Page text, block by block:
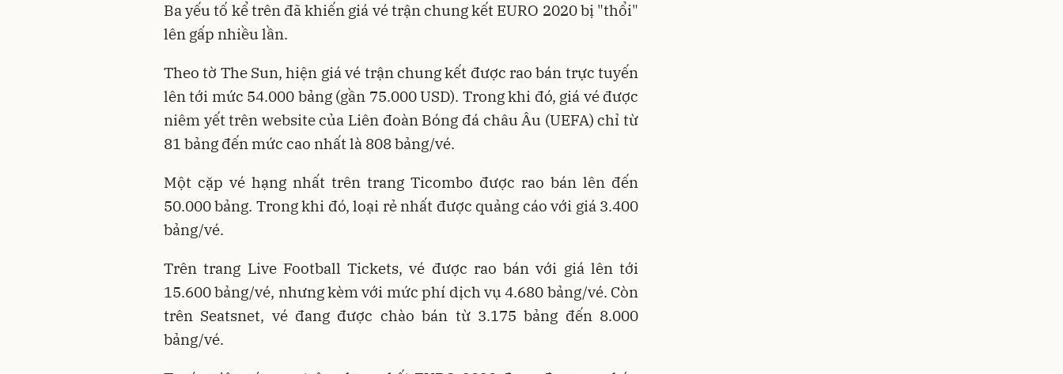
Ba yếu tố kể trên đã khiến giá vé trận chung kết EURO 2020 bị "thổi"
lên gấp nhiều lần.
Theo tờ The Sun, hiện giá vé trận chung kết được rao bán trực tuyến
lên tới mức 54.000 bảng (gần 75.000 USD). Trong khi đó, giá vé được
niêm yết trên website của Liên đoàn Bóng đá châu Âu (UEFA) chỉ từ
81 bảng đến mức cao nhất là 808 bảng/vé.
Một cặp vé hạng nhất trên trang Ticombo được rao bán lên đến
50.000 bảng. Trong khi đó, loại rẻ nhất được quảng cáo với giá 3.400
bảng/vé.
Trên trang Live Football Tickets, vé được rao bán với giá lên tới
15.600 bảng/vé, nhưng kèm với mức phí dịch vụ 4.680 bảng/vé. Còn
trên Seatsnet, vé đang được chào bán từ 3.175 bảng đến 8.000
bảng/vé.